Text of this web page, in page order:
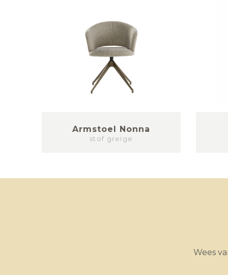
Armstoel Nonna
stof greige
Wees